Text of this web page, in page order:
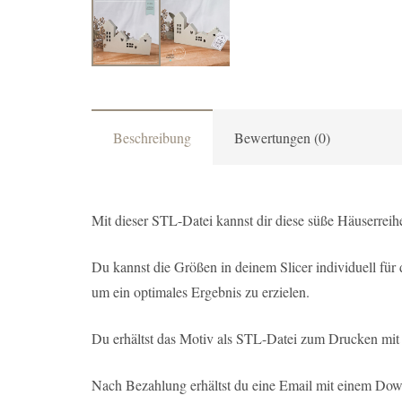
Beschreibung Bewertungen (0)
Mit dieser STL-Datei kannst dir diese süße
Du kannst die Größen in deinem Slicer individuell für
um ein optimales Ergebnis zu erzielen.
Du erhältst das Motiv als STL-Datei zum Drucken
Nach Bezahlung erhältst du eine Email mit einem